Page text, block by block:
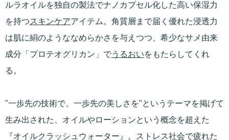
ルラオイルを独自の製法でナノカプセル化した高い保湿力
を持つスキンケアアイテム。角質層まで届く優れた浸透力
は肌に絹のようななめらかさを与えつつ、希少なサメ由来
成分「プロテオグリカン」でうるおいをもたらしてくれ
る。
"一歩先の技術で、一歩先の美しさを"というテーマを掲げて
生み出された、オイルやローションという概念を超えた
『オイルクラッシュウォーター』。ストレス社会で疲れた